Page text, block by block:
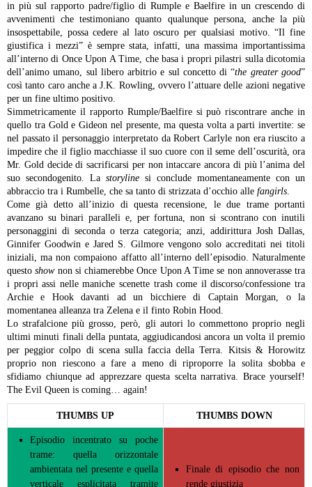
in più sul rapporto padre/figlio di Rumple e Baelfire in un crescendo di
avvenimenti che testimoniano quanto qualunque persona, anche la più
insospettabile, possa cedere al lato oscuro per qualsiasi motivo. “Il fine
giustifica i mezzi” è sempre stata, infatti, una massima importantissima
all’interno di Once Upon A Time, che basa i propri pilastri sulla dicotomia
dell’animo umano, sul libero arbitrio e sul concetto di “the greater good”
così tanto caro anche a J.K. Rowling, ovvero l’attuare delle azioni negative
per un fine ultimo positivo.
Simmetricamente il rapporto Rumple/Baelfire si può riscontrare anche in
quello tra Gold e Gideon nel presente, ma questa volta a parti invertite: se
nel passato il personaggio interpretato da Robert Carlyle non era riuscito a
impedire che il figlio macchiasse il suo cuore con il seme dell’oscurità, ora
Mr. Gold decide di sacrificarsi per non intaccare ancora di più l’anima del
suo secondogenito. La storyline si conclude momentaneamente con un
abbraccio tra i Rumbelle, che sa tanto di strizzata d’occhio alle fangirls.
Come già detto all’inizio di questa recensione, le due trame portanti
avanzano su binari paralleli e, per fortuna, non si scontrano con inutili
personaggini di seconda o terza categoria; anzi, addirittura Josh Dallas,
Ginnifer Goodwin e Jared S. Gilmore vengono solo accreditati nei titoli
iniziali, ma non compaiono affatto all’interno dell’episodio. Naturalmente
questoshownon si chiamerebbe Once Upon A Time se non annoverasse tra
i propri assi nelle maniche scenette trash come il discorso/confessione tra
Archie e Hook davanti ad un bicchiere di Captain Morgan, o la
momentanea alleanza tra Zelena e il finto Robin Hood.
Lo strafalcione più grosso, però, gli autori lo commettono proprio negli
ultimi minuti finali della puntata, aggiudicandosi ancora un volta il premio
per peggior colpo di scena sulla faccia della Terra. Kitsis & Horowitz
proprio non riescono a fare a meno di riproporre la solita sbobba e
sfidiamo chiunque ad apprezzare questa scelta narrativa. Brace yourself!
The Evil Queen is coming… again!
THUMBS UP THUMBS DOWN
Episodio incentrato su poche
trame: quella orizzontale
ambientata nel presente e quella
verticale esplicitata tramite
Finale di episodio che non
rende giustizia